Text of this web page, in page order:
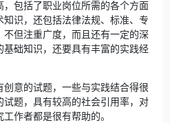
包括了职业岗位所需的各个方面
识，还包括法律法规、标准、专
但注重广度，而且还有一定的深
础知识，还要具有丰富的实践经
意的试题，一些与实践结合得很
题，具有较高的社会引用率，对
作者都是很有帮助的。